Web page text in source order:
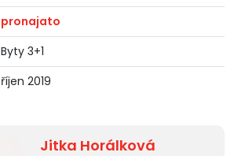
pronajato
Byty 3+1
říjen 2019
Jitka Horálková